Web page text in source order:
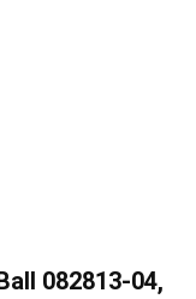
082813-04,